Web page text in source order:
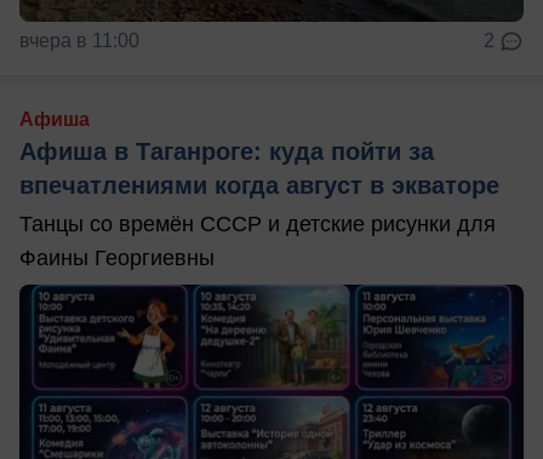
вчера в 11:00 2
Афиша
Афиша в Таганроге: куда пойти за
впечатлениями когда август в экваторе
Танцы со времён СССР и детские рисунки для
Фаины Георгиевны